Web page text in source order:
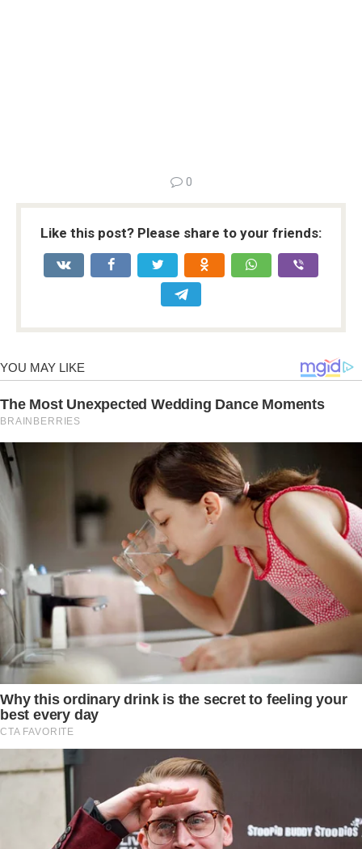
0
Like this post? Please share to your friends: